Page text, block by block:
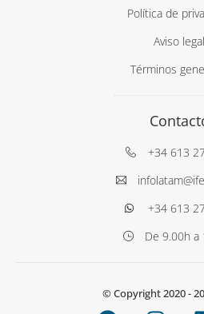
Política de
Aviso legal
Términos
+34 613
+34 613
De 9.00h a
© Copyright 2020 -